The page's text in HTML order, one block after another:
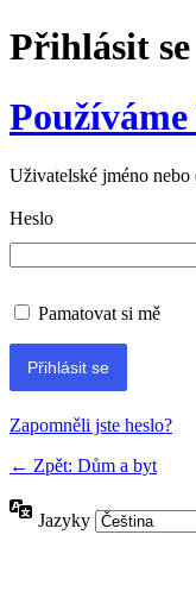
Přihlásit se
Uživatelské jméno nebo
Heslo
Pamatovat si mě
Alternative:
Zapomněli jste heslo?
← Zpět: Dům a byt
Jazyky